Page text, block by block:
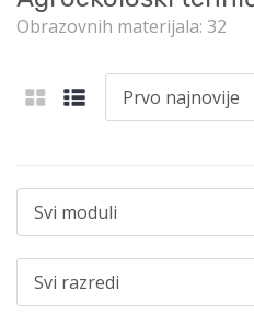
Obrazovnih materijala: 32